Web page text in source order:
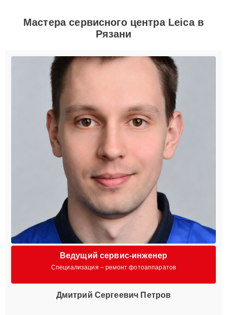
Мастера сервисного центра Leica в
Рязани
Ведущий сервис-инженер
Специализация – ремонт фотоаппаратов
Дмитрий Сергеевич Петров